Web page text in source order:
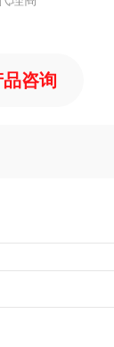
品咨询